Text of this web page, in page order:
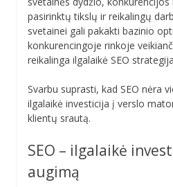
pasirinktų tikslų ir reikalingų
svetainei gali pakakti bazinio
konkurencingoje rinkoje
reikalinga ilgalaikė SEO
Svarbu suprasti, kad SEO nėra
ilgalaikė investicija į verslo
klientų srautą.
SEO – ilgalaikė
augimą